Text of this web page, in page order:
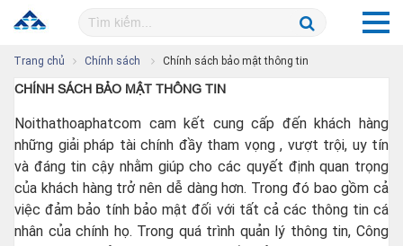
Trang chủ Chính sách Chính sách bảo mật thông tin
CHÍNH SÁCH BẢO MẬT THÔNG TIN
Noithathoaphatcom cam kết cung cấp đến khách hàng
những giải pháp tài chính đầy tham vọng , vượt trội, uy tín
và đáng tin cậy nhằm giúp cho các quyết định quan trọng
của khách hàng trở nên dễ dàng hơn. Trong đó bao gồm cả
việc đảm bảo tính bảo mật đối với tất cả các thông tin cá
nhân của chính họ. Trong quá trình quản lý thông tin, Công